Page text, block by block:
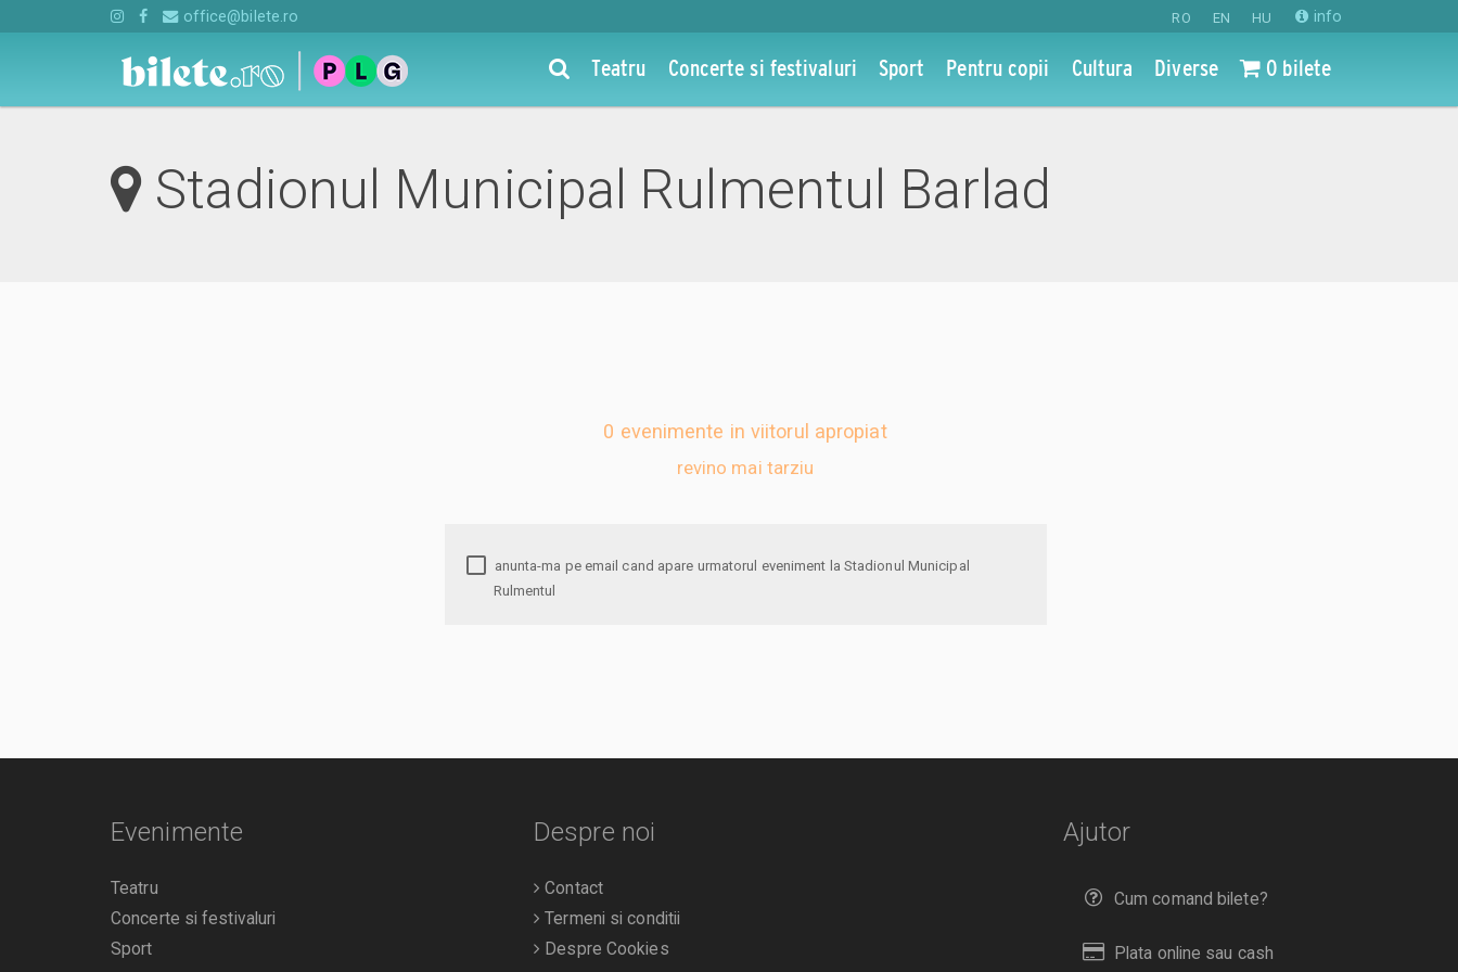
RO EN HU info
office@bilete.ro
Teatru Concerte si festivaluri Sport Pentru copii Cultura Diverse 0 bilete
Stadionul Municipal Rulmentul Barlad
0 evenimente in viitorul apropiat
revino mai tarziu
Rulmentul
Ajutor
Cum comand bilete?
Plata online sau cash
Evenimente
Teatru
Concerte si festivaluri
Sport
Despre noi
Contact
Termeni si conditii
Despre Cookies